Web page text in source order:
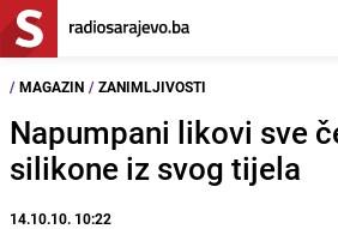
/ MAGAZIN / ZANIMLJIVOSTI
Napumpani likovi sve
silikone iz svog tijela
14.10.10. 10:22